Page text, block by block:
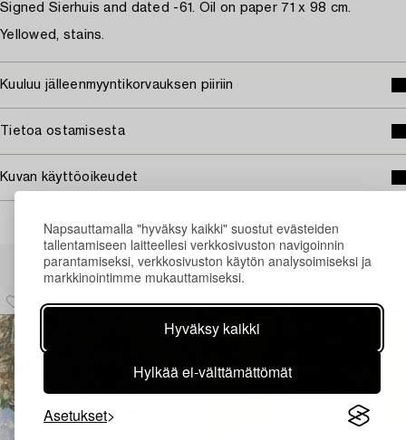
Napsauttamalla "hyväksy kaikki" suostut evästeiden
tallentamiseen laitteellesi verkkosivuston navigoinnin
parantamiseksi, verkkosivuston käytön analysoimiseksi ja
markkinointimme mukauttamiseksi.
Hyväksy kaikki
Hylkää ei-välttämättömät
Asetukset
Signed Sierhuis and dated -61. Oil on paper 71 x 98 cm.
Yellowed, stains.
Kuuluu jälleenmyyntikorvauksen piiriin
Tietoa ostamisesta
Kuvan käyttöoikeudet
Muiden katsomia kohteita